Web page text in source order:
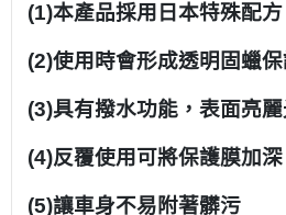
(1)本產品採用日本特殊配方
(2)使用時會形成透明固蠟
(3)具有撥水功能，表面亮
(4)反覆使用可將保護膜加
(5)讓車身不易附著髒污